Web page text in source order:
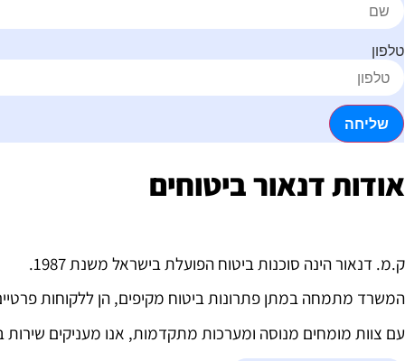
טלפון
שליחה
אודות דנאור ביטוחים
ק.מ. דנאור הינה סוכנות ביטוח הפועלת בישראל משנת 1987.
המשרד מתמחה במתן פתרונות ביטוח מקיפים, הן ללקוחות
עם צוות מומחים מנוסה ומערכות מתקדמות, אנו מעניקים שירות